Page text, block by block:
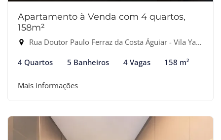
Apartamento à Venda com 4 quartos,
158m²
Rua Doutor Paulo Ferraz da Costa Águiar - Vila Yara, Osasco-SP
4 Quartos 5 Banheiros 4 Vagas 158 m²
Mais informações